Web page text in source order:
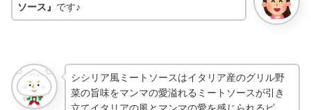
ソース』 です♪
シシリア風ミートソースはイタリア産のグリル野
菜の旨味をマンマの愛溢れるミートソースが引き
立てイタリアの風とマンマの愛を感じられるピ